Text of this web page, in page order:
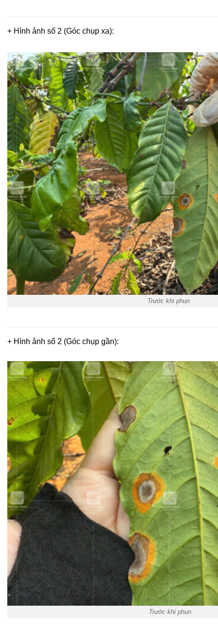
+ Hình ảnh số 2 (Góc chụp xa):
Trước khi phun
+ Hình ảnh số 2 (Góc chụp gần):
Trước khi phun